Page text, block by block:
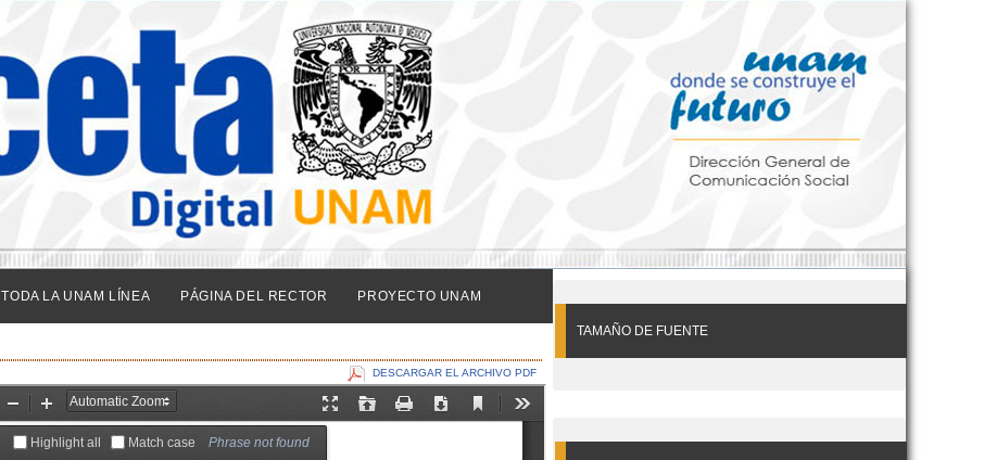
TAMAÑO DE FUENTE
TODA LA UNAM LÍNEA PÁGINA DEL RECTOR PROYECTO UNAM
DESCARGAR EL ARCHIVO PDF